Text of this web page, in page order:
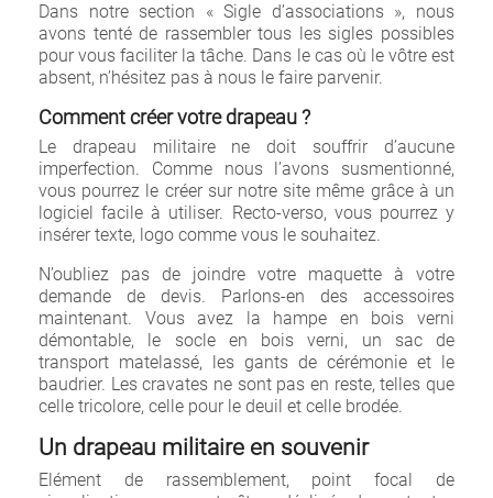
Dans notre section « Sigle d’associations », nous
avons tenté de rassembler tous les sigles possibles
pour vous faciliter la tâche. Dans le cas où le vôtre est
absent, n’hésitez pas à nous le faire parvenir.
Comment créer votre drapeau ?
Le drapeau militaire ne doit souffrir d’aucune
imperfection. Comme nous l’avons susmentionné,
vous pourrez le créer sur notre site même grâce à un
logiciel facile à utiliser. Recto-verso, vous pourrez y
insérer texte, logo comme vous le souhaitez.
N’oubliez pas de joindre votre maquette à votre
demande de devis. Parlons-en des accessoires
maintenant. Vous avez la hampe en bois verni
démontable, le socle en bois verni, un sac de
transport matelassé, les gants de cérémonie et le
baudrier. Les cravates ne sont pas en reste, telles que
celle tricolore, celle pour le deuil et celle brodée.
Un drapeau militaire en souvenir
Elément de rassemblement, point focal de